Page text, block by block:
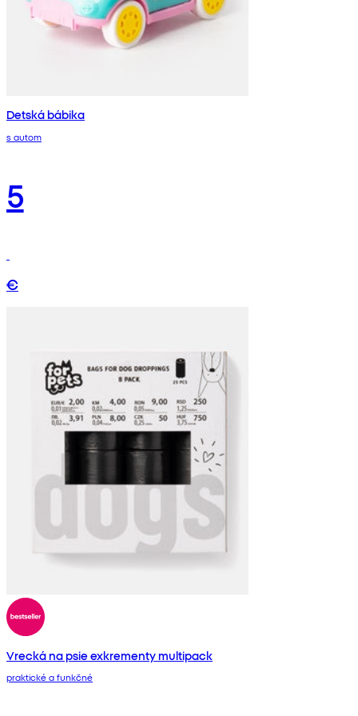
Detská bábika
s autom
5
€
Vrecká na psie exkrementy multipack
praktické a funkčné